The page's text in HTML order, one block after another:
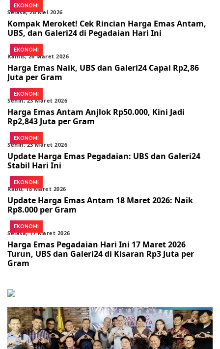
EKONOMI
Selasa, 26 Mei 2026
Kompak Meroket! Cek Rincian Harga Emas Antam,
UBS, dan Galeri24 di Pegadaian Hari Ini
EKONOMI
Kamis, 26 Maret 2026
Harga Emas Naik, UBS dan Galeri24 Capai Rp2,86
Juta per Gram
EKONOMI
Senin, 23 Maret 2026
Harga Emas Antam Anjlok Rp50.000, Kini Jadi
Rp2,843 Juta per Gram
EKONOMI
Senin, 23 Maret 2026
Update Harga Emas Pegadaian: UBS dan Galeri24
Stabil Hari Ini
EKONOMI
Rabu, 18 Maret 2026
Update Harga Emas Antam 18 Maret 2026: Naik
Rp8.000 per Gram
EKONOMI
Selasa, 17 Maret 2026
Harga Emas Pegadaian Hari Ini 17 Maret 2026
Turun, UBS dan Galeri24 di Kisaran Rp3 Juta per
Gram